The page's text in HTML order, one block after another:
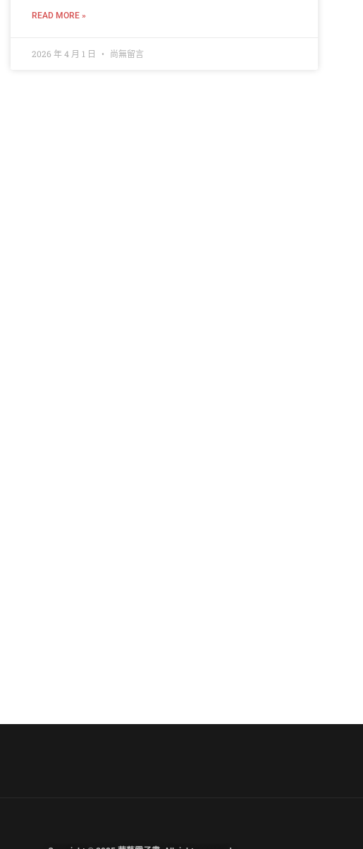
READ MORE »
2026 年 4 月 1 日 尚無留言